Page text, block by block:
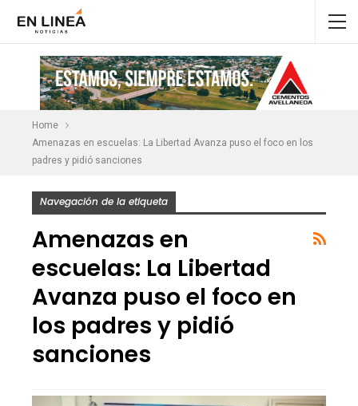
Home
Amenazas en escuelas: La Libertad Avanza puso el foco en los
padres y pidió sanciones
Navegación de la etiqueta
Amenazas en
escuelas: La Libertad
Avanza puso el foco en
los padres y pidió
sanciones